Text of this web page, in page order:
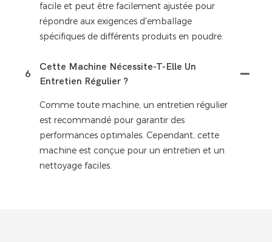
facile et peut être facilement ajustée pour
répondre aux exigences d'emballage
spécifiques de différents produits en poudre.
6
Cette Machine Nécessite-T-Elle Un
Entretien Régulier ?
Comme toute machine, un entretien régulier
est recommandé pour garantir des
performances optimales. Cependant, cette
machine est conçue pour un entretien et un
nettoyage faciles.